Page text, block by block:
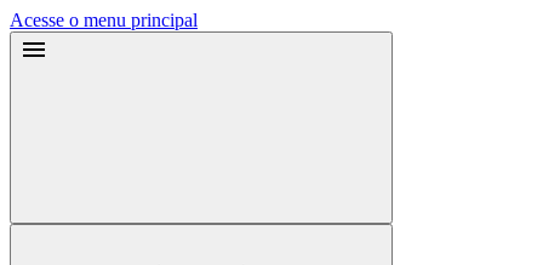
Acesse o menu principal